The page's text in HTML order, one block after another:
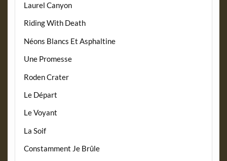
Laurel Canyon
Riding With Death
Néons Blancs Et Asphaltine
Une Promesse
Roden Crater
Le Départ
Le Voyant
La Soif
Constamment Je Brûle